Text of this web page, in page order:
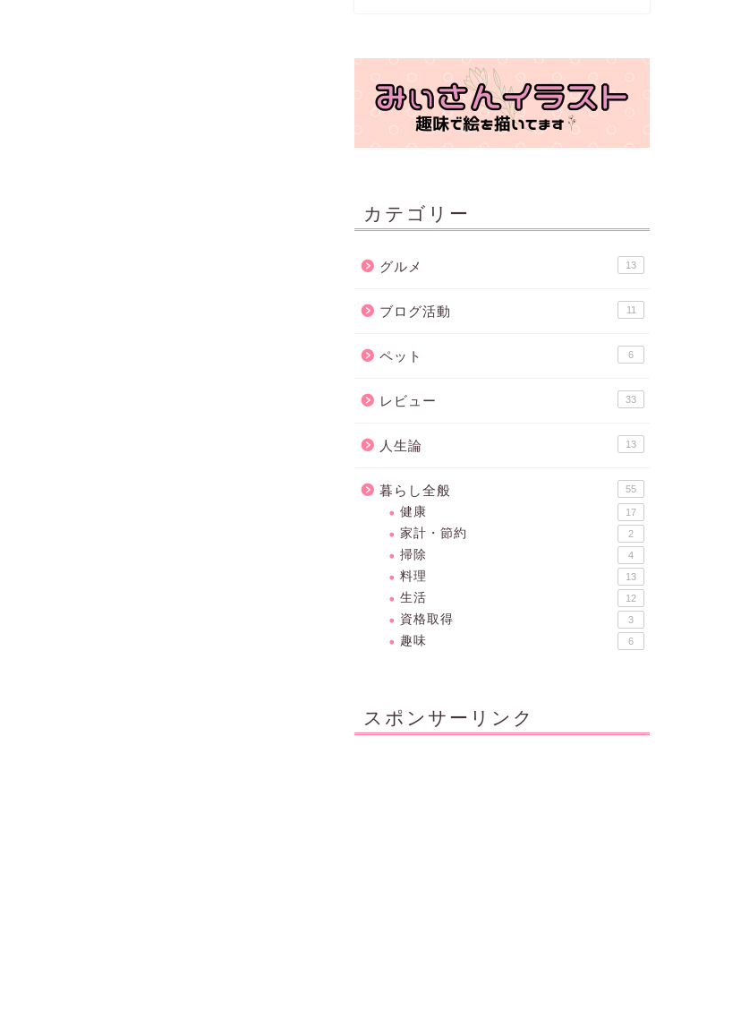
カテゴリー
グルメ 13
ブログ活動 11
ペット 6
レビュー 33
人生論 13
暮らし全般 55
健康 17
家計・節約 2
掃除 4
料理 13
生活 12
資格取得 3
趣味 6
スポンサーリンク